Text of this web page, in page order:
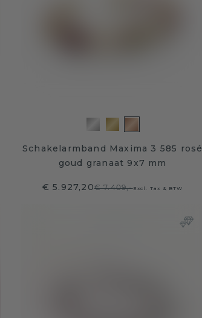
Schakelarmband Maxima 3 585 rosé
goud granaat 9x7 mm
€ 5.927,20€ 7.409,-Excl. Tax & BTW